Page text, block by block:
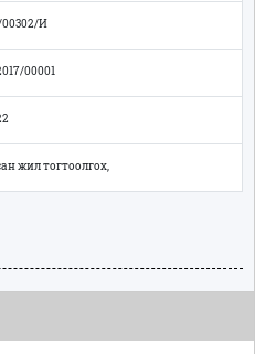
00302/И
00001
жил тогтоолгох,